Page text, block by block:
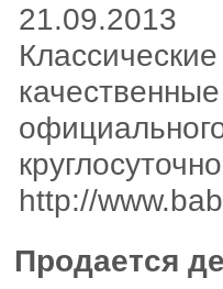
21.09.2013
http://
Продается